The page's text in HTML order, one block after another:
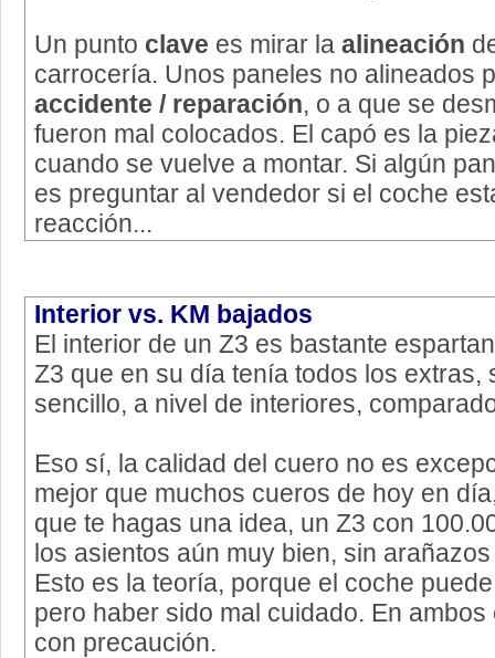
Un punto clave es mirar la alineación
carrocería. Unos paneles no alineados
accidente / reparación, o a que se
fueron mal colocados. El capó es la
cuando se vuelve a montar. Si algún
es preguntar al vendedor si el coche
reacción...
Interior vs. KM bajados
El interior de un Z3 es bastante
Z3 que en su día tenía todos los extras,
sencillo, a nivel de interiores,
Eso sí, la calidad del cuero no es
mejor que muchos cueros de hoy en
que te hagas una idea, un Z3 con
los asientos aún muy bien, sin
Esto es la teoría, porque el coche
pero haber sido mal cuidado. En
con precaución.